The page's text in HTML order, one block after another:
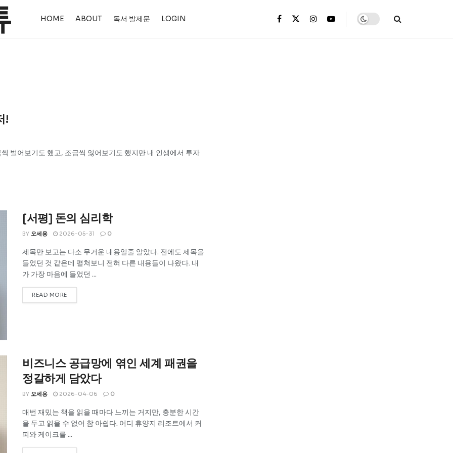
HOME ABOUT 독서 발제문 LOGIN
!
벌어보기도 했고, 조금씩 잃어보기도 했지만 내 인생에서 투자
[서평] 돈의 심리학
BY 오세용 2026-05-31 0
제목만 보고는 다소 무거운 내용일줄 알았다. 전에도 제목을
들었던 것 같은데 펼쳐보니 전혀 다른 내용들이 나왔다. 내
가 가장 마음에 들었던 ...
READ MORE
비즈니스 공급망에 엮인 세계 패권을
정갈하게 담았다
BY 오세용 2026-04-06 0
매번 재밌는 책을 읽을 때마다 느끼는 거지만, 충분한 시간
을 두고 읽을 수 없어 참 아쉽다. 어디 휴양지 리조트에서 커
피와 케이크를 ...